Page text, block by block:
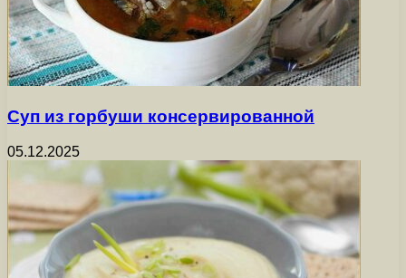
Суп из горбуши консервированной
05.12.2025